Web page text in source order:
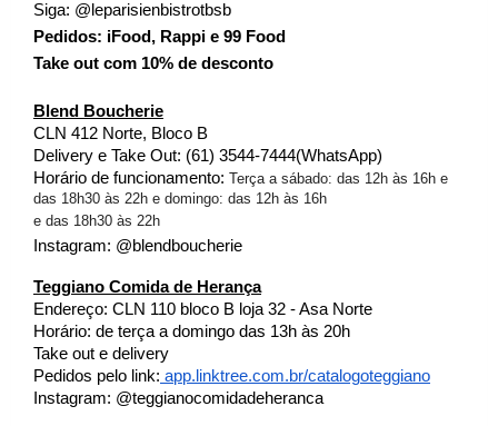
Siga: @leparisienbistrotbsb
Pedidos: iFood, Rappi e 99 Food
Take out com 10% de desconto
Blend Boucherie
CLN 412 Norte, Bloco B
Delivery e Take Out: (61) 3544-7444(WhatsApp)
Horário de funcionamento: Terça a sábado: das 12h às 16h e
das 18h30 às 22h e domingo: das 12h às 16h
e das 18h30 às 22h
Instagram: @blendboucherie
Teggiano Comida de Herança
Endereço: CLN 110 bloco B loja 32 - Asa Norte
Horário: de terça a domingo das 13h às 20h
Take out e delivery
Pedidos pelo link: app.linktree.com.br/catalogoteggiano
Instagram: @teggianocomidadeheranca